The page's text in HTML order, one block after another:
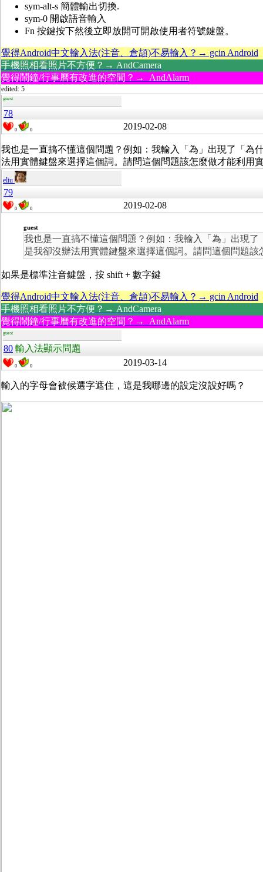
sym-alt-s 簡體輸出切換.
sym-0 開啟語音輸入
Fn 按鍵按下然後立即放開可開啟使用者符號鍵盤。
覺得Android中文輸入法(注音、倉頡)不易輸入？→ gcin Android
手機照相看照片不方便？→ AndCamera
覺得鬧鐘/行事曆有改進的空間？→ AndAlarm
edited: 5
guest
78
0 0 2019-02-08
我也是一直搞不懂這個問題？例如：我輸入「為」出現了「為
法用實體鍵盤來選擇這個詞。請問這個問題該怎麼做才能利用
eliu
79
0 0 2019-02-08
guest
我也是一直搞不懂這個問題？例如：我輸入「為」出現
是我卻沒辦法用實體鍵盤來選擇這個詞。請問這個問題
如果是標準注音鍵盤，按 shift + 數字鍵
覺得Android中文輸入法(注音、倉頡)不易輸入？→ gcin Android
手機照相看照片不方便？→ AndCamera
覺得鬧鐘/行事曆有改進的空間？→ AndAlarm
guest
80 輸入法顯示問題
0 0 2019-03-14
輸入的字母會被候選字遮住，這是我哪邊的設定沒設好嗎？